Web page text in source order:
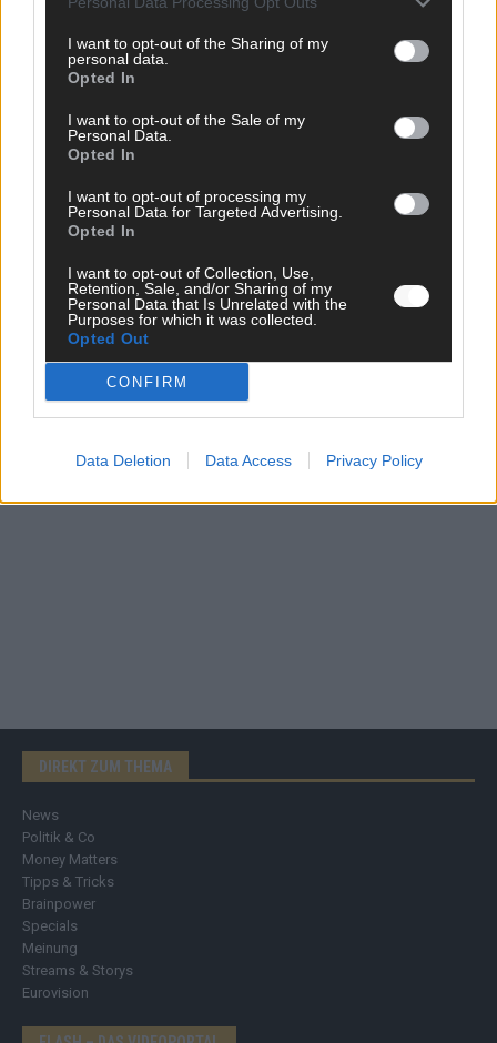
I want to opt-out of the Sharing of my
personal data.
Opted In
I want to opt-out of the Sale of my
Personal Data.
Opted In
I want to opt-out of processing my
Personal Data for Targeted Advertising.
Opted In
I want to opt-out of Collection, Use,
Retention, Sale, and/or Sharing of my
Personal Data that Is Unrelated with the
Purposes for which it was collected.
Opted Out
CONFIRM
Data Deletion Data Access Privacy Policy
WERBE BEI UNS!
CHECK UNS AUF FACEBOOK
AD
DIREKT ZUM THEMA
News
Politik & Co
Money Matters
Tipps & Tricks
Brainpower
Specials
Meinung
Streams & Storys
Eurovision